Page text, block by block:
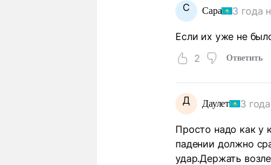
С Сара 3 года
Если их уже не
2
Ответить
Д Даулет 3
Просто надо как у
падении должно
удар.Держать